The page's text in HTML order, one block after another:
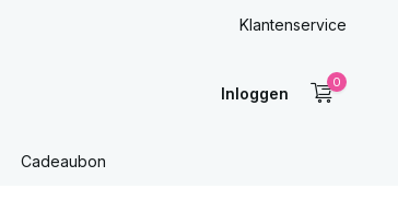
Klantenservice
Inloggen
0
Cadeaubon